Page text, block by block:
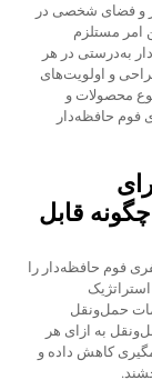
و فضای شخصی در
امر مستلزم
به‌درستی در هر
و اولویت‌های
محصولات و
فوم حافظه‌دار
قابل
فوم حافظه‌دار را
حمل‌ونقل
به ازای هر
کاهش داده و